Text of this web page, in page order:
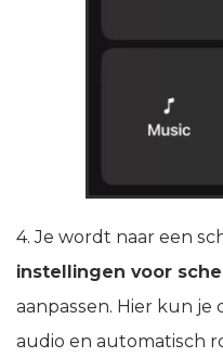
4. Je wordt naar een
instellingen voor
aanpassen. Hier kun je
audio en automatisch